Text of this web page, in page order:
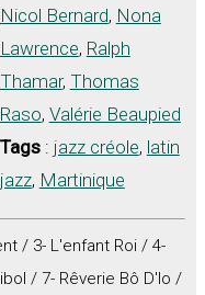
Nicol Bernard, Nona
Lawrence, Ralph
Thamar, Thomas
Raso, Valérie Beaupied
Tags: jazz créole, latin
jazz, Martinique
/ 3- L'enfant Roi / 4-
/ 7- Rêverie Bô D'lo /